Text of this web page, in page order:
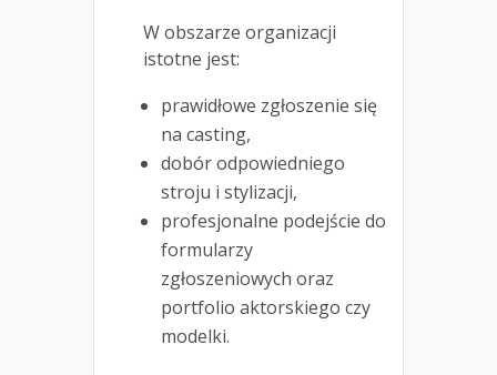
W obszarze organizacji
istotne jest:
prawidłowe zgłoszenie się
na casting,
dobór odpowiedniego
stroju i stylizacji,
profesjonalne podejście do
formularzy
zgłoszeniowych oraz
portfolio aktorskiego czy
modelki.